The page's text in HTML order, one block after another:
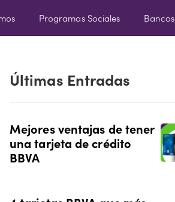
Programas Sociales Bancos
Últimas Entradas
Mejores ventajas de tener
una tarjeta de crédito
BBVA